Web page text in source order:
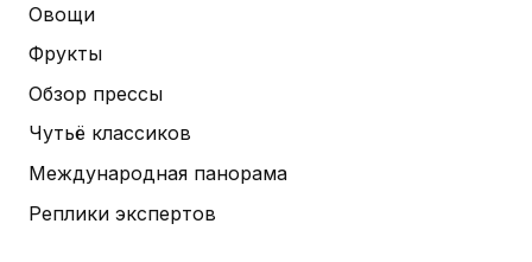
Овощи
Фрукты
Обзор прессы
Чутьё классиков
Международная панорама
Реплики экспертов